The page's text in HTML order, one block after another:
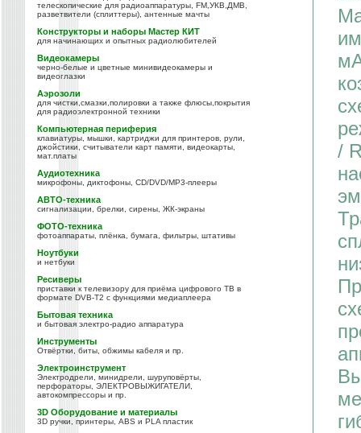
телескопические для радиоаппаратуры, FM,УКВ,ДМВ,
разветвители (сплиттеры), антенные мачты
Конструкторы и наборы Мастер КИТ
для начинающих и опытных радиолюбителей
Видеокамеры
черно-белые и цветные минивидеокамеры и
видеоглазки
Аэрозоли
для чистки,смазки,полировки а также флюсы,покрытия
для радиоэлектронной техники
Компьютерная периферия
клавиатуры, мышки, картриджи для принтеров, рули,
джойстики, считыватели карт памяти, видеокарты,
мат.платы
Аудиотехника
микрофоны, диктофоны, CD/DVD/MP3-плееры
АВТО-техника
сигнализации, брелки, сирены, ЖК-экраны
ФОТО-техника
фотоаппараты, плёнка, бумага, фильтры, штативы
Ноутбуки
и нетбуки
Ресиверы
приставки к телевизору для приёма цифрового ТВ в
формате DVB-T2 с функциями медиаплеера
Бытовая техника
и бытовая электро-радио аппаратура
Инструменты
Отвёртки, биты, обжимы кабеля и пр.
Электроинструмент
Электродрели, минидрели, шуруповёрты,
перфораторы, ЭЛЕКТРОВЫЖИГАТЕЛИ,
автокомпрессоры и пр.
3D Оборудование и материалы
3D ручки, принтеры, ABS и PLA пластик
/